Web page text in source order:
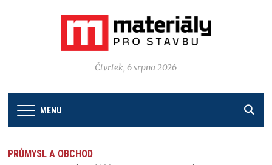
Čtvrtek, 6 srpna 2026
MENU
PRŮMYSL A OBCHOD